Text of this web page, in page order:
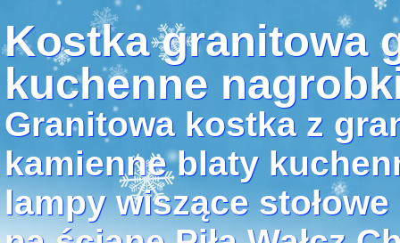
Kostka granitowa
kuchenne
Granitowa kostka z
kamienne blaty
lampy wiszące